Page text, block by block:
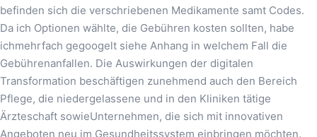
befinden sich die verschriebenen Medikamente samt Codes.
Da ich Optionen wählte, die Gebühren kosten sollten, habe
ichmehrfach gegoogelt siehe Anhang in welchem Fall die
Gebührenanfallen. Die Auswirkungen der digitalen
Transformation beschäftigen zunehmend auch den Bereich
Pflege, die niedergelassene und in den Kliniken tätige
Ärzteschaft sowieUnternehmen, die sich mit innovativen
Angeboten neu im Gesundheitssystem einbringen möchten.